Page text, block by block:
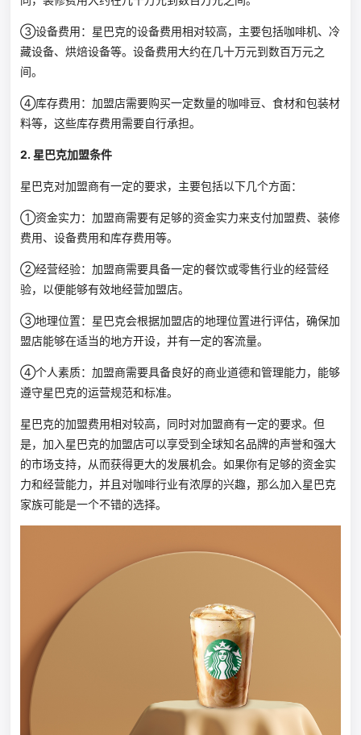
③设备费用：星巴克的设备费用相对较高，主要包括咖啡机、冷
藏设备、烘焙设备等。设备费用大约在几十万元到数百万元之
间。
④库存费用：加盟店需要购买一定数量的咖啡豆、食材和包装材
料等，这些库存费用需要自行承担。
2. 星巴克加盟条件
星巴克对加盟商有一定的要求，主要包括以下几个方面：
①资金实力：加盟商需要有足够的资金实力来支付加盟费、装修
费用、设备费用和库存费用等。
②经营经验：加盟商需要具备一定的餐饮或零售行业的经营经
验，以便能够有效地经营加盟店。
③地理位置：星巴克会根据加盟店的地理位置进行评估，确保加
盟店能够在适当的地方开设，并有一定的客流量。
④个人素质：加盟商需要具备良好的商业道德和管理能力，能够
遵守星巴克的运营规范和标准。
星巴克的加盟费用相对较高，同时对加盟商有一定的要求。但
是，加入星巴克的加盟店可以享受到全球知名品牌的声誉和强大
的市场支持，从而获得更大的发展机会。如果你有足够的资金实
力和经营能力，并且对咖啡行业有浓厚的兴趣，那么加入星巴克
家族可能是一个不错的选择。